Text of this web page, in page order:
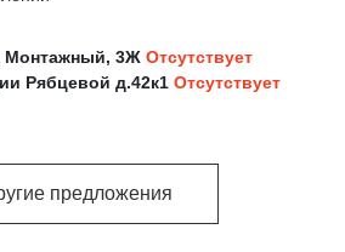
Монтажный, 3Ж Отсутствует
Рябцевой д.42к1 Отсутствует
предложения